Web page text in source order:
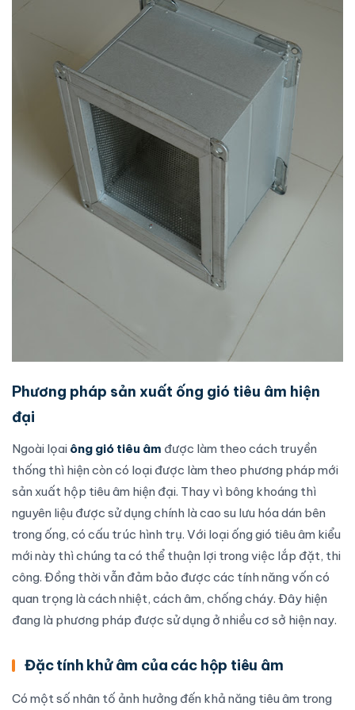
Phương pháp sản xuất ống gió tiêu âm hiện
đại
Ngoài lọai ông gió tiêu âm được làm theo cách truyền
thống thì hiện còn có loại được làm theo phương pháp mới
sản xuất hộp tiêu âm hiện đại. Thay vì bông khoáng thì
nguyên liệu được sử dụng chính là cao su lưu hóa dán bên
trong ống, có cấu trúc hình trụ. Với loại ống gió tiêu âm kiểu
mới này thì chúng ta có thể thuận lợi trong việc lắp đặt, thi
công. Đồng thời vẫn đảm bảo được các tính năng vốn có
quan trọng là cách nhiệt, cách âm, chống cháy. Đây hiện
đang là phương pháp được sử dụng ở nhiều cơ sở hiện nay.
Đặc tính khử âm của các hộp tiêu âm
Có một số nhân tố ảnh hưởng đến khả năng tiêu âm trong